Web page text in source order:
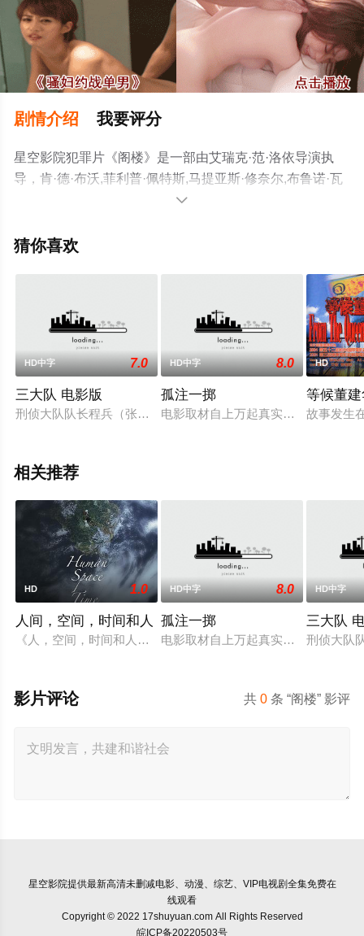
剧情介绍 我要评分
星空影院犯罪片《阁楼》是一部由艾瑞克·范·洛依导演执
导，肯·德·布沃,菲利普·佩特斯,马提亚斯·修奈尔,布鲁诺·瓦
登·布鲁克等演员精彩演绎的比利时电影，手机免费观看高
可移步至豆瓣电影、电视猫或剧情网等平台了解。

猜你喜欢
HD中字 7.0
三大队 电影版
刑侦大队队长程兵（张译 饰）带领的三大队在办理一起恶性案
HD中字 8.0
孤注一掷
电影取材自上万起真实诈骗案例，境
HD
等候董
故事发生
相关推荐
HD 1.0
人间，空间，时间和人
《人，空间，时间和人》讲述了一艘老军舰上不同年龄和职业
HD中字 8.0
孤注一掷
电影取材自上万起真实诈骗案例，境
HD中字
三大队
刑侦大队
共0 条 “阁楼” 影评
影片评论
星空影院提供最新高清未删减电影、动漫、综艺、VIP电视剧全集免费在
线观看
Copyright © 2022 17shuyuan.com All Rights Reserved
皖ICP备20220503号